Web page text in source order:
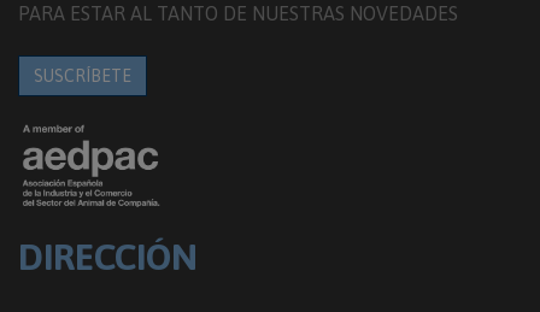
PARA ESTAR AL TANTO DE NUESTRAS NOVEDADES
SUSCRÍBETE
DIRECCIÓN